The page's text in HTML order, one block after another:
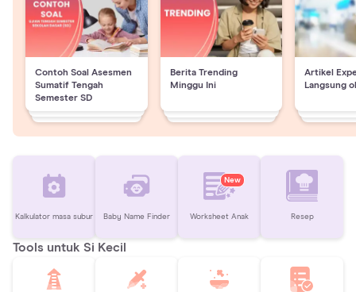
Contoh Soal Asesmen
Sumatif Tengah
Semester SD
Berita Trending
Minggu Ini
Artikel
Langsung
Kalkulator masa subur Baby Name Finder
New
Worksheet Anak Resep
Tools untuk Si Kecil